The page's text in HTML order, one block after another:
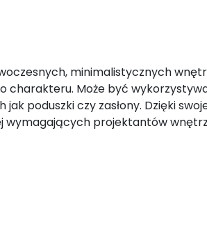
minimalistycznych
charakteru. Może być
poduszki czy zasłony. Dzięki
wymagających projektantów